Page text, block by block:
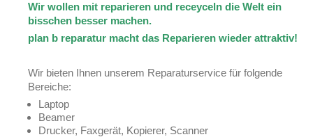
Wir wollen mit reparieren und receyceln die Welt ein
bisschen besser machen.
plan b reparatur macht das Reparieren wieder attraktiv!
Wir bieten Ihnen unserem Reparaturservice für folgende
Bereiche:
Laptop
Beamer
Drucker, Faxgerät, Kopierer, Scanner